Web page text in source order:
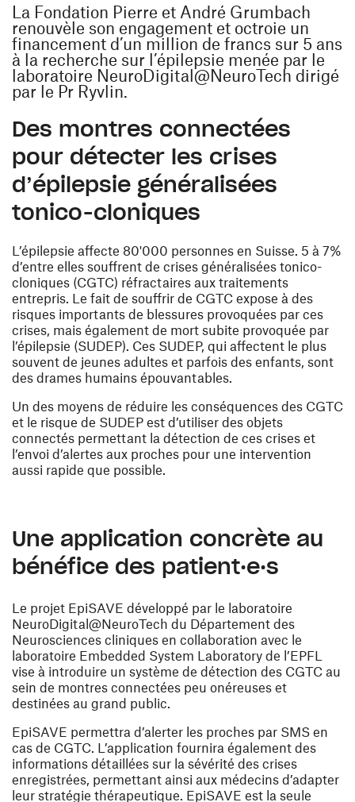
La Fondation Pierre et André Grumbach
renouvèle son engagement et octroie un
financement d’un million de francs sur 5 ans
à la recherche sur l’épilepsie menée par le
laboratoire NeuroDigital@NeuroTech dirigé
par le Pr Ryvlin.
Des montres connectées
pour détecter les crises
d’épilepsie généralisées
tonico-cloniques
L’épilepsie affecte 80'000 personnes en Suisse. 5 à 7%
d’entre elles souffrent de crises généralisées tonico-
cloniques (CGTC) réfractaires aux traitements
entrepris. Le fait de souffrir de CGTC expose à des
risques importants de blessures provoquées par ces
crises, mais également de mort subite provoquée par
l’épilepsie (SUDEP). Ces SUDEP, qui affectent le plus
souvent de jeunes adultes et parfois des enfants, sont
des drames humains épouvantables.
Un des moyens de réduire les conséquences des CGTC
et le risque de SUDEP est d’utiliser des objets
connectés permettant la détection de ces crises et
l’envoi d’alertes aux proches pour une intervention
aussi rapide que possible.
Une application concrète au
bénéfice des patient·e·s
Le projet EpiSAVE développé par le laboratoire
NeuroDigital@NeuroTech du Département des
Neurosciences cliniques en collaboration avec le
laboratoire Embedded System Laboratory de l’EPFL
vise à introduire un système de détection des CGTC au
sein de montres connectées peu onéreuses et
destinées au grand public.
EpiSAVE permettra d’alerter les proches par SMS en
cas de CGTC. L’application fournira également des
informations détaillées sur la sévérité des crises
enregistrées, permettant ainsi aux médecins d’adapter
leur stratégie thérapeutique. EpiSAVE est la seule